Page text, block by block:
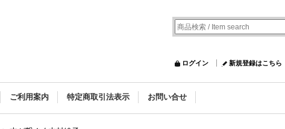
ログイン 新規登録はこちら
ご利用案内 特定商取引法表示 お問い合せ